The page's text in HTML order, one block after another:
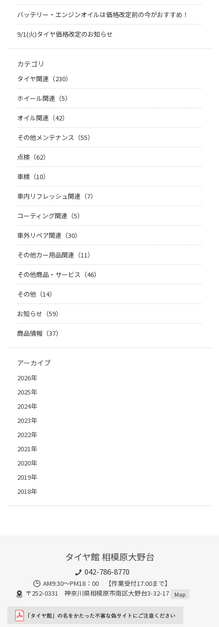
バッテリー・エンジンオイルは価格改定前の今がおすすめ！
9/1(火)タイヤ価格改定のお知らせ
カテゴリ
タイヤ関連（230）
ホイール関連（5）
オイル関連（42）
その他メンテナンス（55）
点検（62）
車検（10）
車内リフレッシュ関連（7）
コーティング関連（5）
車外リペア関連（30）
その他カー用品関連（11）
その他商品・サービス（46）
その他（14）
お知らせ（59）
商品情報（37）
アーカイブ
2026年
2025年
2024年
2023年
2022年
2021年
2020年
2019年
2018年
タイヤ館 相模原大野台
042-786-8770
AM9:30～PM18：00 【作業受付17:00まで】
〒252-0331 神奈川県相模原市南区大野台3-32-17
Map